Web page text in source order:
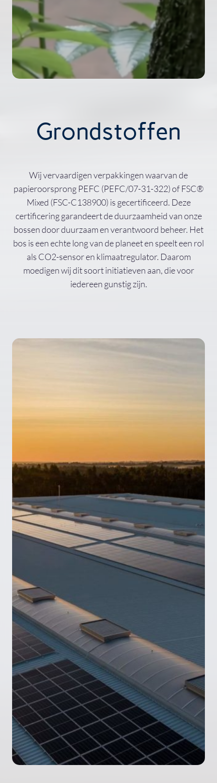
Grondstoffen
Wij vervaardigen verpakkingen waarvan de
papieroorsprong PEFC (PEFC/07-31-322) of FSC®
Mixed (FSC-C138900) is gecertificeerd. Deze
certificering garandeert de duurzaamheid van onze
bossen door duurzaam en verantwoord beheer. Het
bos is een echte long van de planeet en speelt een rol
als CO2-sensor en klimaatregulator. Daarom
moedigen wij dit soort initiatieven aan, die voor
iedereen gunstig zijn.